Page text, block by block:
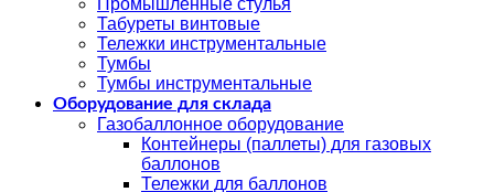
Промышленные стулья
Табуреты винтовые
Тележки инструментальные
Тумбы
Тумбы инструментальные
Оборудование для склада
Газобаллонное оборудование
Контейнеры (паллеты) для газовых
баллонов
Тележки для баллонов